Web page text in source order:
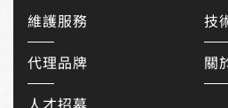
維護服務 技
代理品牌 關